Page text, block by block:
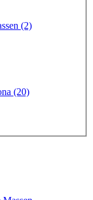
(2)
(20)